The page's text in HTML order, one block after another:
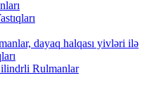
dayaq halqası yivləri ilə
Rulmanlar